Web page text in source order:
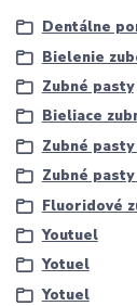
Dentálne
Bielenie
Zubné pasty
Bieliace
Zubné
Zubné
Fluoridové
Youtuel
Yotuel
Yotuel